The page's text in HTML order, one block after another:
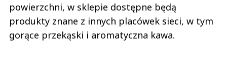
powierzchni, w sklepie dostępne będą
produkty znane z innych placówek sieci, w tym
gorące przekąski i aromatyczna kawa.